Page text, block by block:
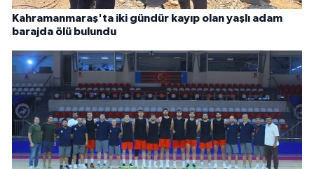
Kahramanmaraş'ta iki gündür kayıp olan yaşlı adam
barajda ölü bulundu